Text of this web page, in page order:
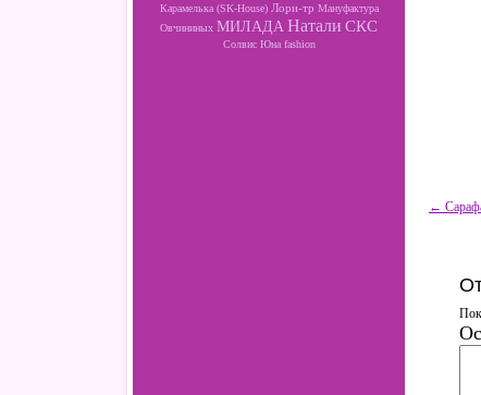
Карамелька (SK-House) Лори-тр Мануфактура
Овчининых МИЛАДА Натали СКС
Солвис Юна fashion
←